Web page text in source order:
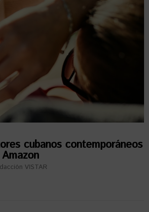
cubanos contemporáneos
VISTAR